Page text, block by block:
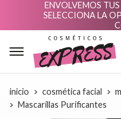
ENVOLVEMOS
SELECCIONA LA
inicio cosmética facial
Mascarillas Purificantes